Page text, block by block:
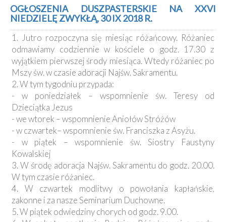
Kancelaria
Galeria
Dekanat
Nowy
Staw
Kapituła
Kolegiacka
Duszpasterze
Polecane
strony
Ochrona
OGŁOSZENIA DUSZPASTERSKIE NA XXVI
NIEDZIELĘ ZWYKŁĄ, 30 IX 2018 R.
1. Jutro rozpoczyna się miesiąc różańcowy. Różaniec
odmawiamy codziennie w kościele o godz. 17.30 z
wyjątkiem pierwszej środy miesiąca. Wtedy różaniec po
Mszy św. w czasie adoracji Najśw. Sakramentu.
2. W tym tygodniu przypada:
- w poniedziałek – wspomnienie św. Teresy od
Dzieciątka Jezus
- we wtorek – wspomnienie Aniołów Stróżów
- w czwartek– wspomnienie św. Franciszka z Asyżu.
- w piątek – wspomnienie św. Siostry Faustyny
Kowalskiej
3. W środę adoracja Najśw. Sakramentu do godz. 20.00.
W tym czasie różaniec.
4. W czwartek modlitwy o powołania kapłańskie,
zakonne i za nasze Seminarium Duchowne.
5. W piątek odwiedziny chorych od godz. 9.00.